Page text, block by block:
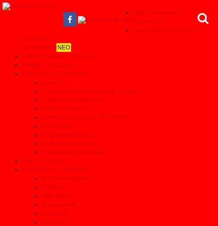
Τιμές Καινούριων
αυτοκινήτων
Τιμές Leasing για όλες τις
κατηγορίες
αυτοκινήτων ΝΕΟ
Test Συνεργείων - Το θαύμα!
Απόψεις - Αναλύσεις
ΔΟΚΙΜΕΣ - ΣΥΓΚΡΙΤΙΚΑ
Δοκιμές
Αποκαλυπτικά Συγκριτικά σε 11 τομείς
Συγκριτικά αυτοκινήτων
Μεγάλες δοκιμές
Αρθρα & Ερευνες της AUTOBILD
Τα καλύτερα
Αγοραστικά θέματα
Ηλεκτρικά αυτοκίνητα
Παρουσιάσεις Μοντέλων
Όλες οι ειδήσεις
ΠΡΟΙΟΝΤΑ & ΥΠΗΡΕΣΙΕΣ
Βρες Επαγγελματία
Ελαστικά
After sales
Ανταλλακτικά
Συνεργεία
Αξεσουάρ